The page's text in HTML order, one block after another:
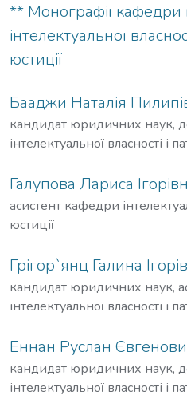
** Монографії кафедри
інтелектуальної
юстиції
Бааджи Наталія
кандидат юридичних наук,
інтелектуальної власності і
Галупова Лариса
асистент кафедри
юстиції
Грігор`янц Галина
кандидат юридичних наук,
інтелектуальної власності і
Еннан Руслан
кандидат юридичних наук,
інтелектуальної власності і